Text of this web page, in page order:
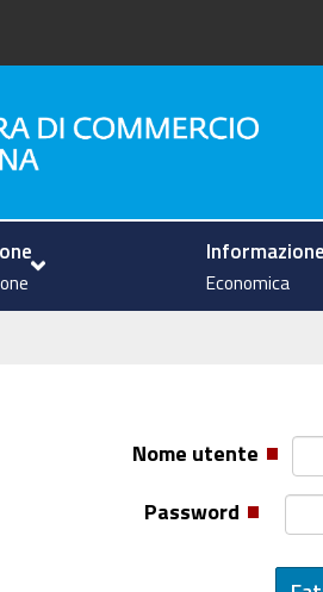
Modena
Informazione
Economica
Nome utente
Password